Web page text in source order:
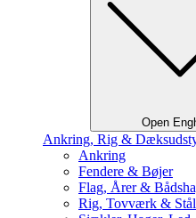
Open
Ankring, Rig &
Ankring
Fendere & Bøjer
Flag, Årer &
Rig, Tovværk &